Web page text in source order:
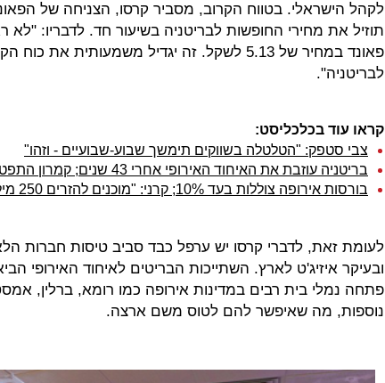
לקהל הישראלי. בטווח הקרוב, מסביר קרסו, הצניחה של
תוזיל את מחירי החופשות לבריטניה בשיעור חד. לדבריו: "לא
פאונד במחיר של 5.13 לשקל. זה יגדיל משמעותית את
לבריטניה".
קראו עוד בכלכליסט:
צבי סטפק: "הטלטלה בשווקים תימשך שבוע-שבועיים - וזהו"
בריטניה עוזבת את האיחוד האירופי אחרי 43 שנים; קמרון התפטר
בורסות אירופה צוללות בעד 10%; קרני: "מוכנים להזרים 250 מיליארד ליש"ט לשוק"
לעומת זאת, לדברי קרסו יש ערפל כבד סביב טיסות חברות
ובעיקר איזיג'ט לארץ. השתייכות הבריטים לאיחוד האירופי
פתחה נמלי בית רבים במדינות אירופה כמו רומא, ברלין,
נוספות, מה שאיפשר להם לטוס משם ארצה.